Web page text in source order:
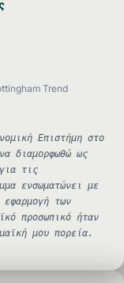
Trend
Επιστήμη στο
διαμορφωθώ ως
τις
ενσωματώνει με
των
προσωπικό ήταν
μου πορεία.